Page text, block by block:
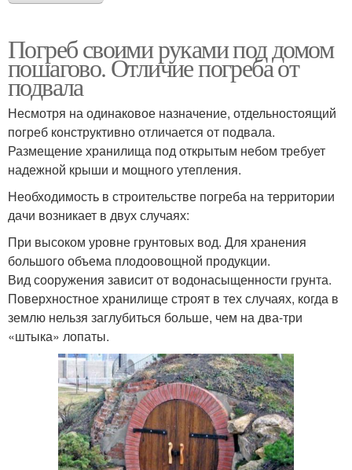
Погреб своими руками под домом
пошагово. Отличие погреба от
подвала
Несмотря на одинаковое назначение, отдельностоящий
погреб конструктивно отличается от подвала.
Размещение хранилища под открытым небом требует
надежной крыши и мощного утепления.
Необходимость в строительстве погреба на территории
дачи возникает в двух случаях:
При высоком уровне грунтовых вод. Для хранения
большого объема плодоовощной продукции.
Вид сооружения зависит от водонасыщенности грунта.
Поверхностное хранилище строят в тех случаях, когда в
землю нельзя заглубиться больше, чем на два-три
«штыка» лопаты.